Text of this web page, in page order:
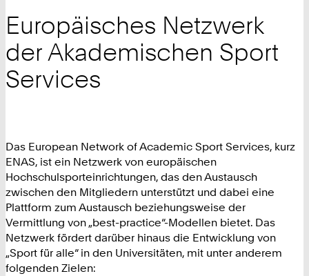
Europäisches Netzwerk
der Akademischen Sport
Services
Das European Network of Academic Sport Services, kurz
ENAS, ist ein Netzwerk von europäischen
Hochschulsporteinrichtungen, das den Austausch
zwischen den Mitgliedern unterstützt und dabei eine
Plattform zum Austausch beziehungsweise der
Vermittlung von „best-practice“-Modellen bietet. Das
Netzwerk fördert darüber hinaus die Entwicklung von
„Sport für alle“ in den Universitäten, mit unter anderem
folgenden Zielen: